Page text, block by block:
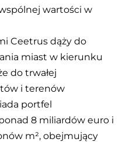
wartości w
Ceetrus dąży do
miast w kierunku
do trwałej
i terenów
portfel
8 miliardów euro i
m², obejmujący